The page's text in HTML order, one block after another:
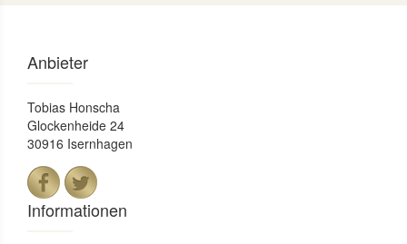
Anbieter
Tobias Honscha
Glockenheide 24
30916 Isernhagen
Informationen